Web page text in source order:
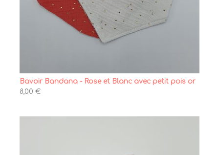
Bavoir Bandana - Rose et Blanc avec petit pois or
8,00 €